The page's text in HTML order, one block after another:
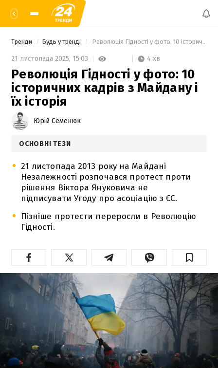
Тренди Будь у тренді Революція Гідності у фото: 10 історичних кадрів з Майдану і їх історія
21 листопада 2025, 15:03 4 хв
Революція Гідності у фото: 10
історичних кадрів з Майдану і
їх історія
Юрій Семенюк
ОСНОВНІ ТЕЗИ
21 листопада 2013 року на Майдані
Незалежності розпочався протест проти
рішення Віктора Януковича не
підписувати Угоду про асоціацію з ЄС.
Пізніше протести переросли в Революцію
Гідності.